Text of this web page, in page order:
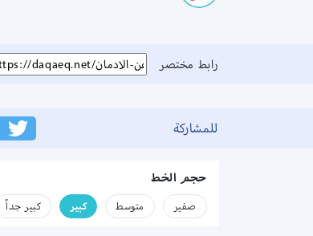
رابط مختصر
للمشاركة
حجم الخط
صفير متوسط كبير كبير جداً